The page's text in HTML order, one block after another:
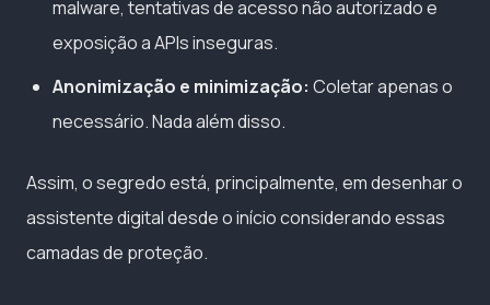
malware, tentativas de acesso não autorizado e
exposição a APIs inseguras.
Anonimização e minimização: Coletar apenas o
necessário. Nada além disso.
Assim, o segredo está, principalmente, em desenhar o
assistente digital desde o início considerando essas
camadas de proteção.